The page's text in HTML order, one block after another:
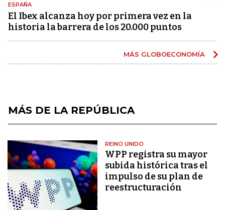
ESPAÑA
El Ibex alcanza hoy por primera vez en la
historia la barrera de los 20.000 puntos
MÁS GLOBOECONOMÍA
MÁS DE LA REPÚBLICA
REINO UNIDO
WPP registra su mayor
subida histórica tras el
impulso de su plan de
reestructuración